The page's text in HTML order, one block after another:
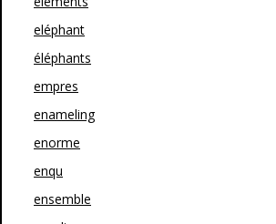
eléphant
éléphants
empres
enameling
enorme
enqu
ensemble